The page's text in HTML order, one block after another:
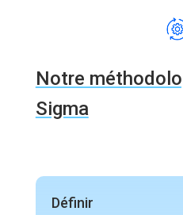
Notre
Sigma
Définir